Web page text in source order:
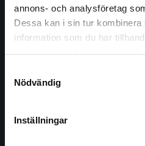
annons- och analysföretag
Dessa kan i sin tur kombinera
information som du har
Nödvändig
Inställningar
Det verkar som att du
studentlitteratur.se via en
Vi erbjuder inte
att kunna slutföra ett köp
Studentlitteratur
facklitteratur, utbildningar och
informationstjänster i